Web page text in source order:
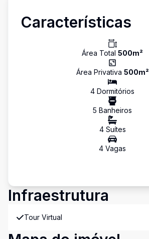
Características
Área Total 500m²
Área Privativa 500m²
4 Dormitórios
5 Banheiros
4Suítes
4 Vagas
Infraestrutura
Tour Virtual